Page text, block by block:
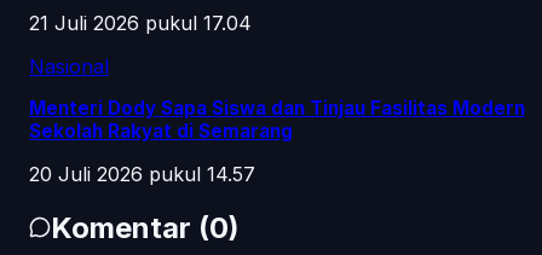
21 Juli 2026 pukul 17.04
Nasional
Menteri Dody Sapa Siswa dan Tinjau Fasilitas Modern
Sekolah Rakyat di Semarang
20 Juli 2026 pukul 14.57
Komentar (0)